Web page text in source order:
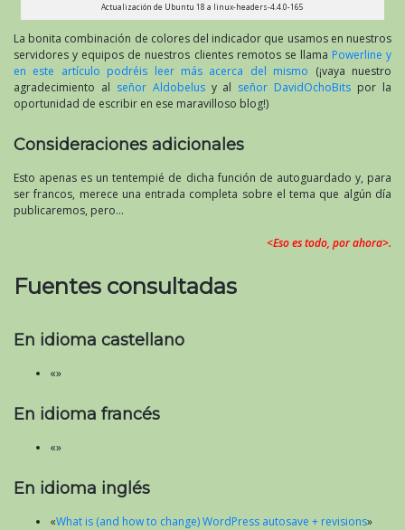
Actualización de Ubuntu 18 a linux-headers-4.4.0-165
La bonita combinación de colores del indicador que usamos en nuestros
servidores y equipos de nuestros clientes remotos se llama Powerline y
en este artículo podréis leer más acerca del mismo (¡vaya nuestro
agradecimiento al señor Aldobelusy al señor DavidOchoBits por la
oportunidad de escribir en ese maravilloso blog!)
Consideraciones adicionales
Esto apenas es un tentempié de dicha función de autoguardado y, para
ser francos, merece una entrada completa sobre el tema que algún día
publicaremos, pero…
<Eso es todo, por ahora>.
Fuentes consultadas
En idioma castellano
«»
En idioma francés
«»
En idioma inglés
«What is (and how to change) WordPress autosave + revisions»